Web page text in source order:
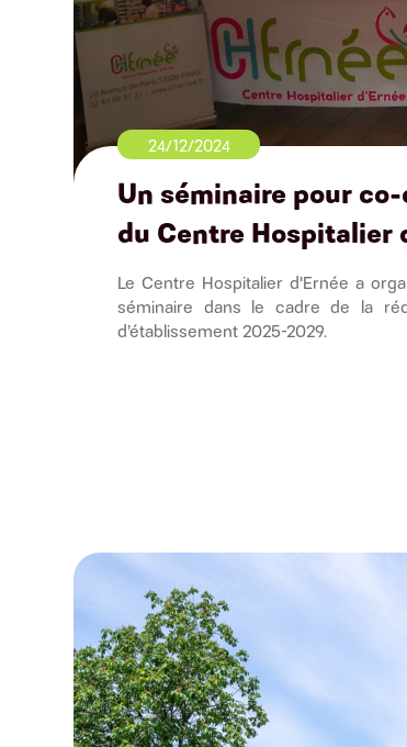
24/12/2024
Un séminaire pour
du Centre Hospitalier
Le Centre Hospitalier d'Ernée a
séminaire dans le cadre de la
d’établissement 2025-2029.